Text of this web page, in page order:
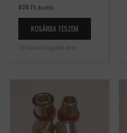
830 Ft Bruttó
KOSÁRBA TESZEM
TH idomok legjobb áron